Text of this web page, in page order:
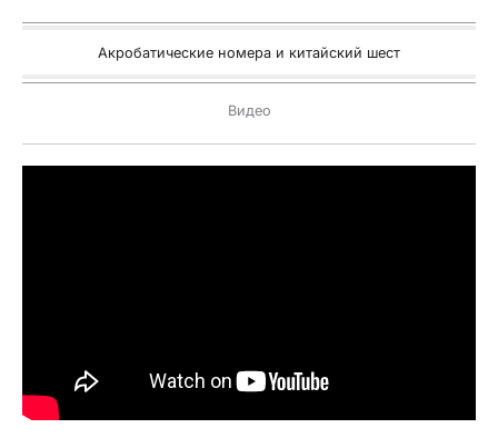
Акробатические номера и китайский шест
Видео